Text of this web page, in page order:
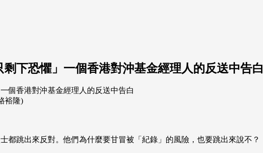
剩下恐懼」一個香港對沖基金經理人的反送中告白
裕隆)
都跳出來反對。他們為什麼要甘冒被「紀錄」的風險，也要跳出來說不？